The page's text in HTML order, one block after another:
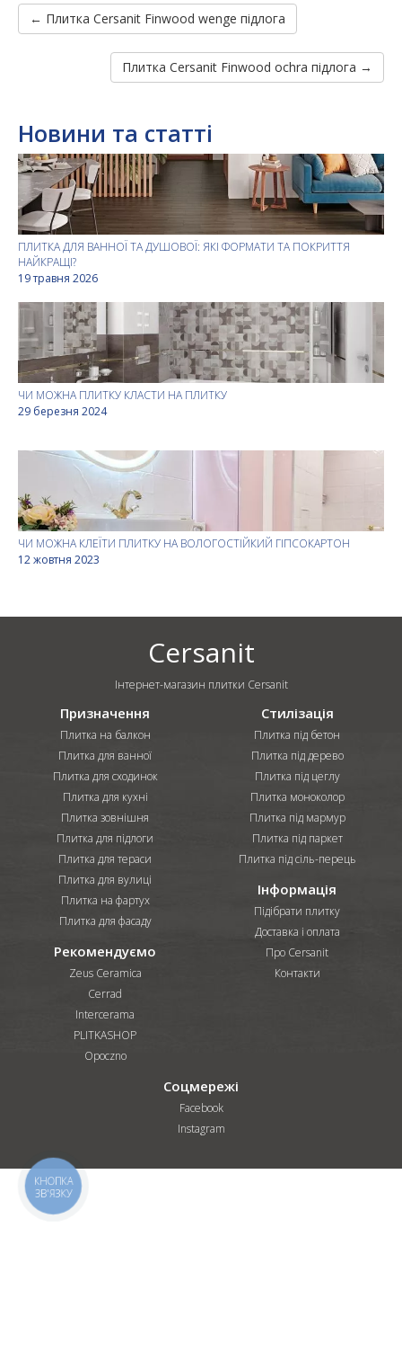
← Плитка Cersanit Finwood wenge підлога
Плитка Cersanit Finwood ochra підлога →
Новини та статті
ПЛИТКА ДЛЯ ВАННОЇ ТА ДУШОВОЇ: ЯКІ ФОРМАТИ ТА ПОКРИТТЯ
НАЙКРАЩІ?
19 травня 2026
ЧИ МОЖНА ПЛИТКУ КЛАСТИ НА ПЛИТКУ
29 березня 2024
ЧИ МОЖНА КЛЕЇТИ ПЛИТКУ НА ВОЛОГОСТІЙКИЙ ГІПСОКАРТОН
12 жовтня 2023
Cersanit
Інтернет-магазин плитки Cersanit
Призначення
Плитка на балкон
Плитка для ванної
Плитка для сходинок
Плитка для кухні
Плитка зовнішня
Плитка для підлоги
Плитка для тераси
Плитка для вулиці
Плитка на фартух
Плитка для фасаду
Стилізація
Плитка під бетон
Плитка під дерево
Плитка під цеглу
Плитка моноколор
Плитка під мармур
Плитка під паркет
Плитка під сіль-перець
Інформація
Підібрати плитку
Доставка і оплата
Про Cersanit
Контакти
Рекомендуємо
Zeus Ceramica
Cerrad
Intercerama
PLITKASHOP
Opoczno
Соцмережі
Facebook
Instagram
КНОПКА
ЗВ'ЯЗКУ